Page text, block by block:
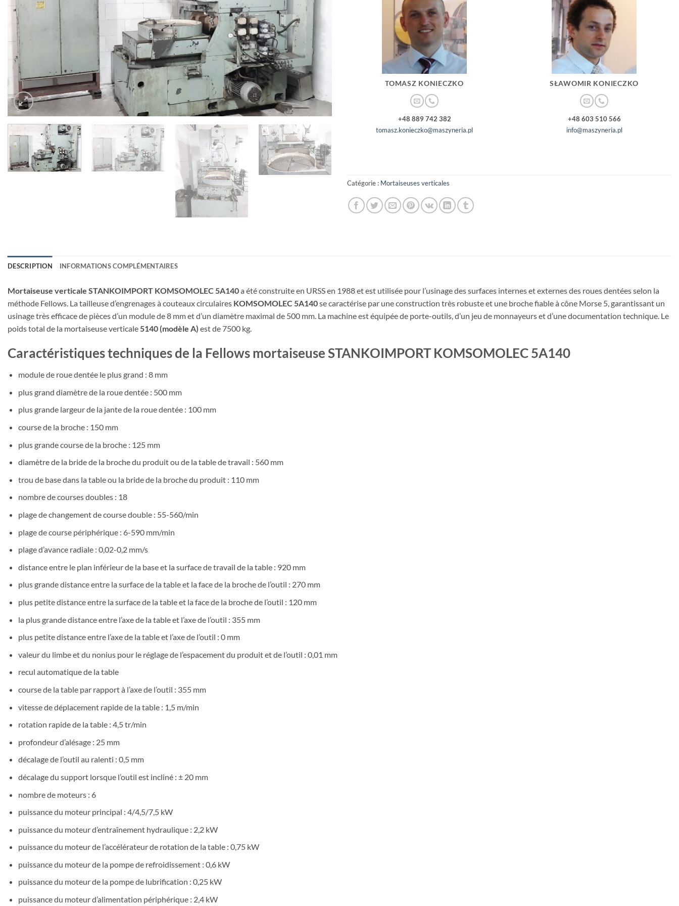
TOMASZ KONIECZKO
+48 889 742 382
tomasz.konieczko@maszyneria.pl
SŁAWOMIR KONIECZKO
+48 603 510 566
info@maszyneria.pl
Catégorie : Mortaiseuses verticales
DESCRIPTION INFORMATIONS COMPLÉMENTAIRES
Mortaiseuse verticale STANKOIMPORT KOMSOMOLEC 5A140a été construite en URSS en 1988 et est utilisée pour l’usinage des surfaces internes et externes des roues dentées selon la
méthode Fellows. La tailleuse d’engrenages à couteaux circulaires KOMSOMOLEC 5A140se caractérise par une construction très robuste et une broche fiable à cône Morse 5, garantissant un
usinage très efficace de pièces d’un module de 8 mm et d’un diamètre maximal de 500 mm. La machine est équipée de porte-outils, d’un jeu de monnayeurs et d’une documentation technique. Le
poids total de la mortaiseuse verticale 5140 (modèle A) est de 7500 kg.
Caractéristiques techniques de la Fellows mortaiseuse STANKOIMPORT KOMSOMOLEC 5A140
module de roue dentée le plus grand : 8 mm
plus grand diamètre de la roue dentée : 500 mm
plus grande largeur de la jante de la roue dentée : 100 mm
course de la broche : 150 mm
plus grande course de la broche : 125 mm
diamètre de la bride de la broche du produit ou de la table de travail : 560 mm
trou de base dans la table ou la bride de la broche du produit : 110 mm
nombre de courses doubles : 18
plage de changement de course double : 55-560/min
plage de course périphérique : 6-590 mm/min
plage d’avance radiale : 0,02-0,2 mm/s
distance entre le plan inférieur de la base et la surface de travail de la table : 920 mm
plus grande distance entre la surface de la table et la face de la broche de l’outil : 270 mm
plus petite distance entre la surface de la table et la face de la broche de l’outil : 120 mm
la plus grande distance entre l’axe de la table et l’axe de l’outil : 355 mm
plus petite distance entre l’axe de la table et l’axe de l’outil : 0 mm
valeur du limbe et du nonius pour le réglage de l’espacement du produit et de l’outil : 0,01 mm
recul automatique de la table
course de la table par rapport à l’axe de l’outil : 355 mm
vitesse de déplacement rapide de la table : 1,5 m/min
rotation rapide de la table : 4,5 tr/min
profondeur d’alésage : 25 mm
décalage de l’outil au ralenti : 0,5 mm
décalage du support lorsque l’outil est incliné : ± 20 mm
nombre de moteurs : 6
puissance du moteur principal : 4/4,5/7,5 kW
puissance du moteur d’entraînement hydraulique : 2,2 kW
puissance du moteur de l’accélérateur de rotation de la table : 0,75 kW
puissance du moteur de la pompe de refroidissement : 0,6 kW
puissance du moteur de la pompe de lubrification : 0,25 kW
puissance du moteur d’alimentation périphérique : 2,4 kW